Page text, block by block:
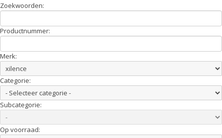
Zoekwoorden:
Productnummer:
Merk:
Categorie:
Subcategorie:
Op voorraad: